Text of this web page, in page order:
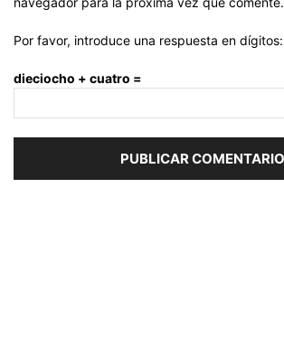
Por favor, introduce una respuesta en dígitos:
dieciocho + cuatro =